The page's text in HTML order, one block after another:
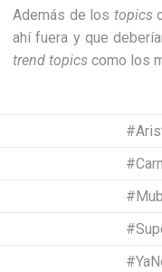
Además de los topics
ahí fuera y que
trend topics como los